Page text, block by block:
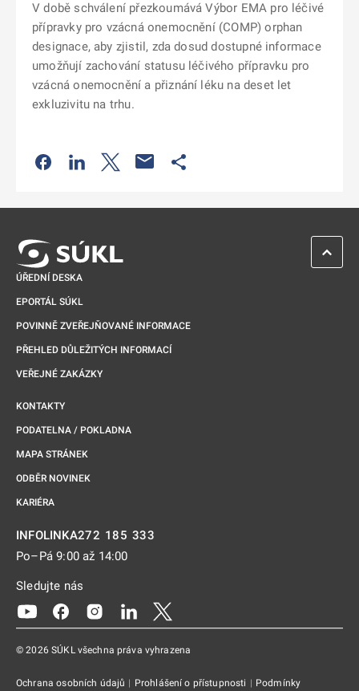
V době schválení přezkoumává Výbor EMA pro léčivé
přípravky pro vzácná onemocnění (COMP) orphan
designace, aby zjistil, zda dosud dostupné informace
umožňují zachování statusu léčivého přípravku pro
vzácná onemocnění a přiznání léku na deset let
exkluzivitu na trhu.
Odkaz se otevře na nové kartě
Odkaz se otevře na nové kartě
Odkaz se otevře na nové kartě
ÚŘEDNÍ DESKA
EPORTÁL SÚKL
POVINNĚ ZVEŘEJŇOVANÉ INFORMACE
PŘEHLED DŮLEŽITÝCH INFORMACÍ
VEŘEJNÉ ZAKÁZKY
KONTAKTY
PODATELNA / POKLADNA
MAPA STRÁNEK
ODBĚR NOVINEK
KARIÉRA
INFOLINKA272 185 333
Po–Pá 9:00 až 14:00
Sledujte nás
Odkaz se otevře na nové kartě
Odkaz se otevře na nové kartě
Odkaz se otevře na nové kartě
Odkaz se otevře na nové kartě
© 2026 SÚKL všechna práva vyhrazena
Ochrana osobních údajů | Prohlášení o přístupnosti | Podmínky
ZPĚT